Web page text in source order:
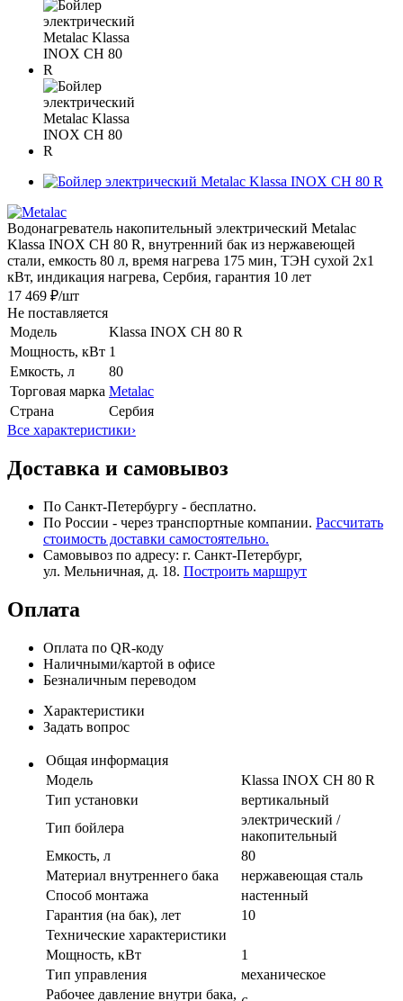
Водонагреватель накопительный электрический Metalac
Klassa INOX CH 80 R, внутренний бак из нержавеющей
стали, емкость 80 л, время нагрева 175 мин, ТЭН сухой 2x1
кВт, индикация нагрева, Сербия, гарантия 10 лет
17 469 ₽/шт
Не поставляется
Модель
Klassa INOX CH 80 R
Мощность, кВт 1
Емкость, л
80
Торговая марка Metalac
Страна
Сербия
Все характеристики›
Доставка и самовывоз
По Санкт-Петербургу - бесплатно.
По России - через транспортные компании. Рассчитать
стоимость доставки самостоятельно.
Самовывоз по адресу: г. Санкт-Петербург,
ул. Мельничная, д. 18. Построить маршрут
Оплата
Оплата по QR-коду
Наличными/картой в офисе
Безналичным переводом
Характеристики
Задать вопрос
Общая информация
Модель
Klassa INOX CH 80 R
Тип установки
вертикальный
Тип бойлера
электрический /
накопительный
Емкость, л
80
Материал внутреннего бака
нержавеющая сталь
Способ монтажа
настенный
Гарантия (на бак), лет
10
Технические характеристики
Мощность, кВт
1
Тип управления
механическое
Рабочее давление внутри бака,